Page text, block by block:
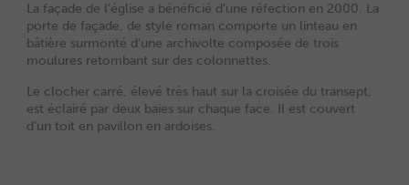
La façade de l’église a bénéficié d’une réfection en 2000. La
porte de façade, de style roman comporte un linteau en
bâtière surmonté d’une archivolte composée de trois
moulures retombant sur des colonnettes.
Le clocher carré, élevé très haut sur la croisée du transept,
est éclairé par deux baies sur chaque face. Il est couvert
d’un toit en pavillon en ardoises.